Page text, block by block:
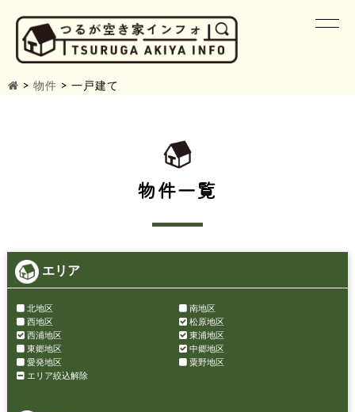
> 物件 > 一戸建て
物件一覧
エリア
北地区
南地区
西地区
松原地区
西浦地区
東浦地区
東郷地区
中郷地区
愛発地区
粟野地区
エリア絞込解除